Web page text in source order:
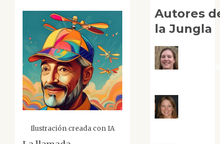
Ilustración creada con IA
Autores
la Jungla